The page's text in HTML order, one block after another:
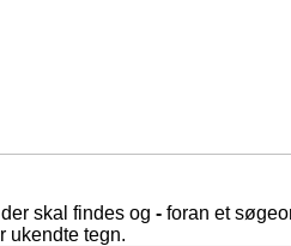
skal findes og - foran et
ukendte tegn.